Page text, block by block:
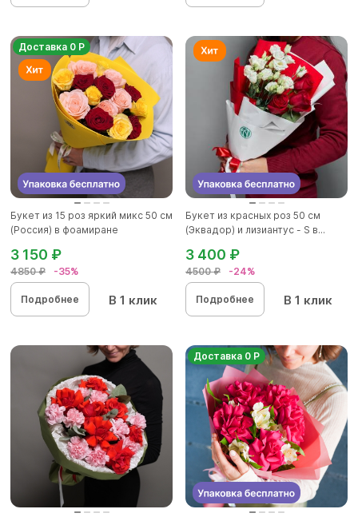
Доставка 0 Р
Букет из 15 роз яркий микс 50 см
(Россия) в фоамиране
4850 ₽ -35%
3 150 ₽
Подробнее В 1 клик
Букет из красных роз 50 см
(Эквадор) и лизиантус - S в...
4500 ₽ -24%
3 400 ₽
Подробнее В 1 клик
Доставка 0 Р